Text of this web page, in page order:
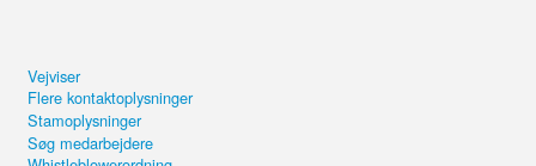
Vejviser
Flere kontaktoplysninger
Stamoplysninger
Søg medarbejdere